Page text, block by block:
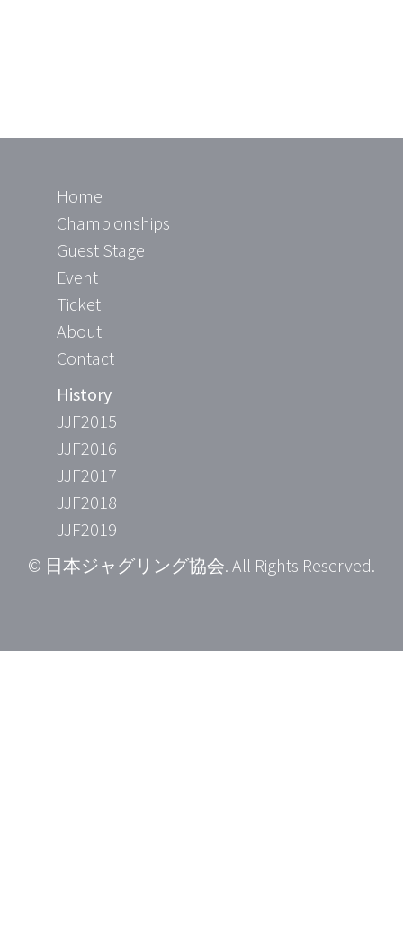
Home
Championships
Guest Stage
Event
Ticket
About
Contact
History
JJF2015
JJF2016
JJF2017
JJF2018
JJF2019
© 日本ジャグリング協会. All Rights Reserved.